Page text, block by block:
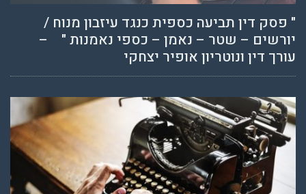
" פסק דין תביעה כספית כנגד עיזבון מנוח /
יורשים – שטר – נאמן – כספי נאמנות " –
עורך דין ונוטריון אופיר יצחקי